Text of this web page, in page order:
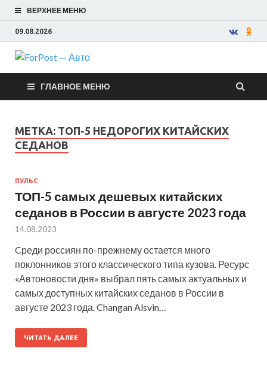
ВЕРХНЕЕ МЕНЮ
09.08.2026
ForPost —
Авто
ГЛАВНОЕ МЕНЮ
МЕТКА: ТОП-5 НЕДОРОГИХ КИТАЙСКИХ
СЕДАНОВ
ПУЛЬС
ТОП-5 самых дешевых китайских
седанов в России в августе 2023 года
14.08.2023
Cреди россиян по-прежнему остается много
поклонников этого классического типа кузова. Ресурс
«Автоновости дня» выбрал пять самых актуальных и
самых доступных китайских седанов в России в
августе 2023 года. Changan Alsvin…
ЧИТАТЬ ДАЛЕЕ